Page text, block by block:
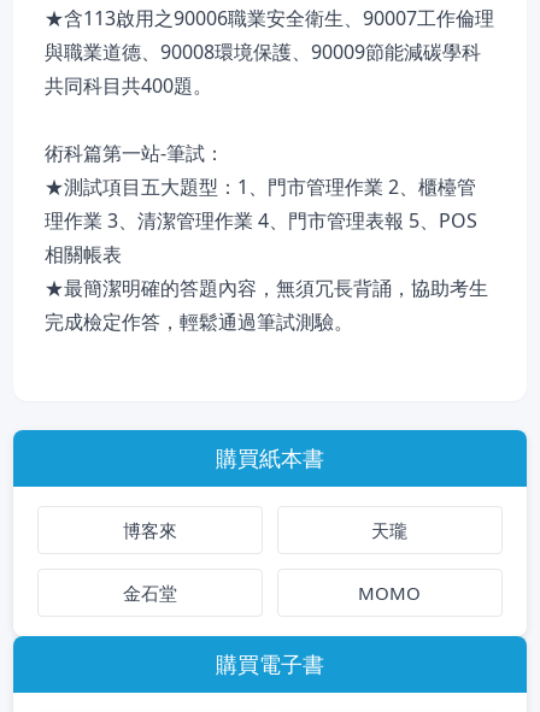
★含113啟用之90006職業安全衛生、90007工作倫理
與職業道德、90008環境保護、90009節能減碳學科
共同科目共400題。
術科篇第一站-筆試：
★測試項目五大題型：1、門市管理作業 2、櫃檯管
理作業 3、清潔管理作業 4、門市管理表報 5、POS
相關帳表
★最簡潔明確的答題內容，無須冗長背誦，協助考生
完成檢定作答，輕鬆通過筆試測驗。
購買紙本書
博客來 天瓏
金石堂 MOMO
購買電子書